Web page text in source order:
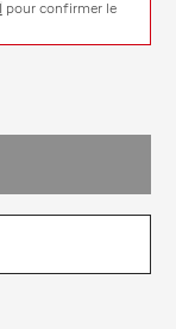
pour confirmer le